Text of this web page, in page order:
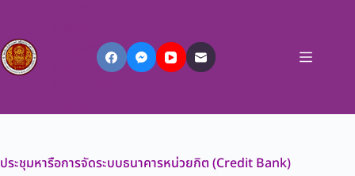
เทคโนโลยี
ประชุมหารือการจัดระบบธนาคารหน่วยกิต (Credit Bank)